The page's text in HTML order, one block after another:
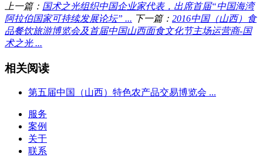
上一篇： 国术之光组织中国企业家代表，出席首届“中国海湾
阿拉伯国家可持续发展论坛” ... 下一篇： 2016中国（山西）食
品餐饮旅游博览会及首届中国山西面食文化节主场运营商-国
术之光 ...
相关阅读
第五届中国（山西）特色农产品交易博览会 ...
服务
案例
关于
联系